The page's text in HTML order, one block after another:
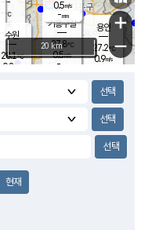
용인
27.2℃
0.9m/s
- ℃
m/s
mm
기흥구갈
27.8℃
0.5m/s
-
0.5m/s
-mm
수원
28.1℃
0.8 m/s
+
−
20 km
현재